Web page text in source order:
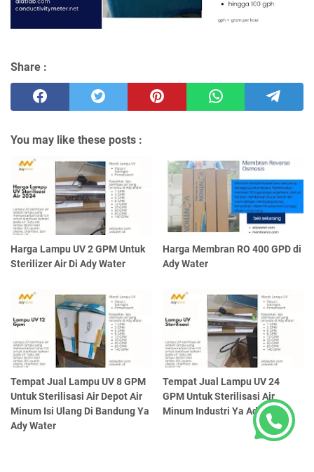
Share :
You may like these posts :
Harga Lampu UV 2 GPM Untuk
Sterilizer Air Di Ady Water
Harga Membran RO 400 GPD di
Ady Water
Tempat Jual Lampu UV 8 GPM
Untuk Sterilisasi Air Depot Air
Minum Isi Ulang Di Bandung Ya
Ady Water
Tempat Jual Lampu UV 24
GPM Untuk Sterilisasi Air
Minum Industri Ya Ady Water